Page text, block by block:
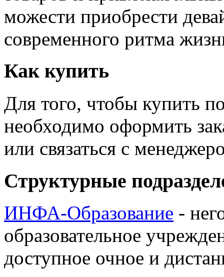
можести приобрести
современного ритма
Как купить
Для того, чтобы купить
необходимо оформить
или связаться с
Структурные
ИНФА-Образование -
образовательное
доступное очное и